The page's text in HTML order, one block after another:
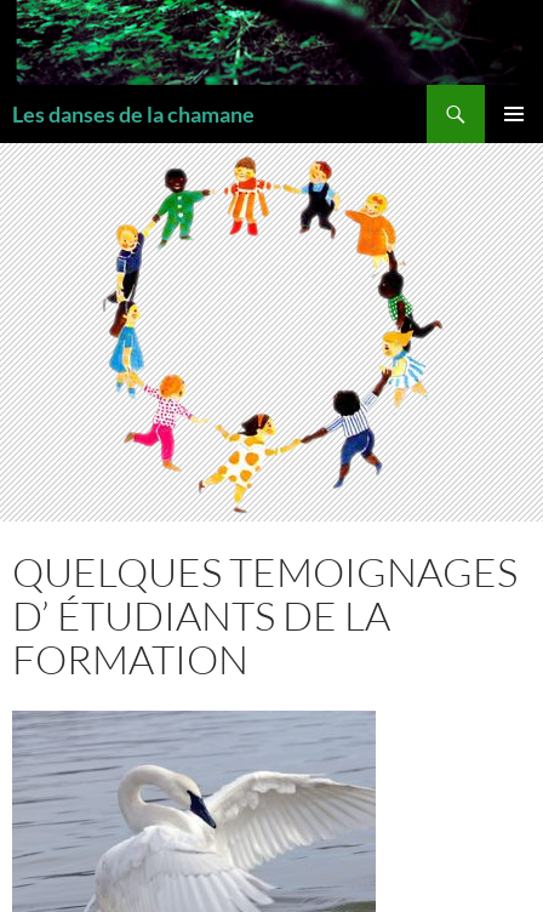
Les danses de la chamane
MENU
QUELQUES TEMOIGNAGES
D’ ÉTUDIANTS DE LA
FORMATION